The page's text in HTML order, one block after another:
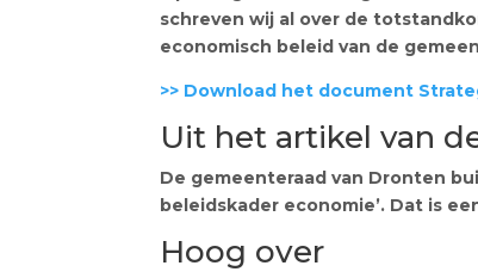
schreven wij al over de
economisch beleid van de
>> Download het document
Uit het artikel van
De gemeenteraad van Dronten
beleidskader economie’. Dat is
Hoog over